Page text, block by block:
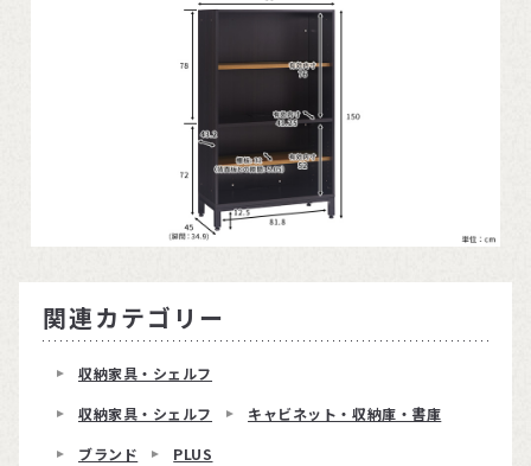
関連カテゴリー
収納家具・シェルフ
収納家具・シェルフ
キャビネット・収納庫・書庫
ブランド
PLUS